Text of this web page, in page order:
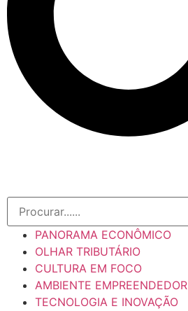
PANORAMA ECONÔMICO
OLHAR TRIBUTÁRIO
CULTURA EM FOCO
AMBIENTE EMPREENDEDOR
TECNOLOGIA E INOVAÇÃO